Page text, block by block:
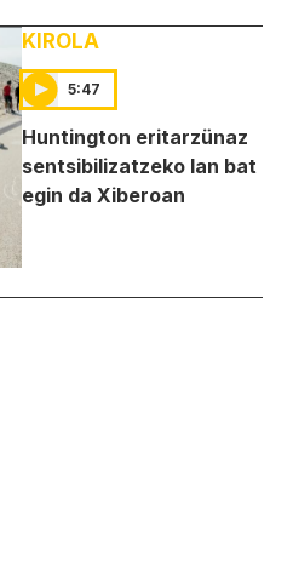
KIROLA
5:47
Huntington eritarzünaz
sentsibilizatzeko lan bat
egin da Xiberoan